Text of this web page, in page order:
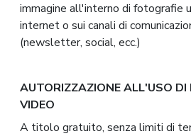
immagine all'interno di fotografie
internet o sui canali di
(newsletter, social, ecc.)
AUTORIZZAZIONE ALL'USO DI
VIDEO
A titolo gratuito, senza limiti di